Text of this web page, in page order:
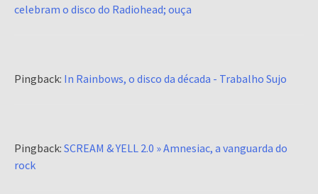
celebram o disco do Radiohead; ouça
Pingback: In Rainbows, o disco da década - Trabalho Sujo
Pingback: SCREAM & YELL 2.0 » Amnesiac, a vanguarda do
rock